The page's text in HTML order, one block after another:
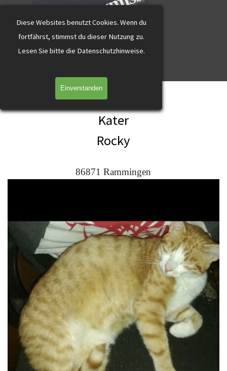
Diese Websites benutzt Cookies. Wenn du
fortfährst, stimmst du dieser Nutzung zu.
Lesen Sie bitte die Datenschutzhinweise.
Einverstanden
Direkt zum Seiteninhalt
Rocky Rammingen rot-weiss
Kater
Rocky
86871 Rammingen